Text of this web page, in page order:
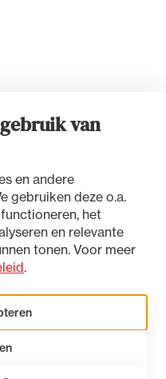
van
en andere
gebruiken deze o.a.
het
en relevante
tonen. Voor meer
.